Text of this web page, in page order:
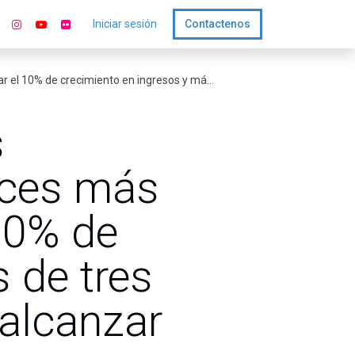
Iniciar sesión Contactenos
de alcanzar márgenes de utilidad iguales o superiores al 15%
más
de
de tres